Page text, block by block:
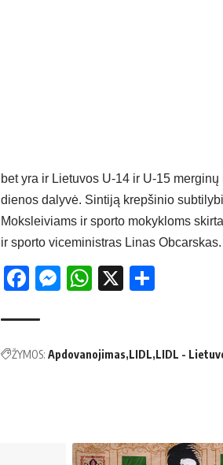
bet yra ir Lietuvos U-14 ir U-15
dienos dalyvė. Sintiją krepšinio
Moksleiviams ir sporto mokykloms
ir sporto viceministras Linas Obcarskas.
Facebook
Messenger
WhatsApp
X
ŽYMOS: Apdovanojimas LIDL LIDL -